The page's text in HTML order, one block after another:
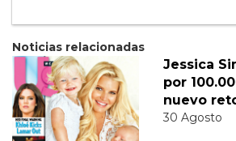
Noticias relacionadas
Jessica
por
nuevo
30 Agosto